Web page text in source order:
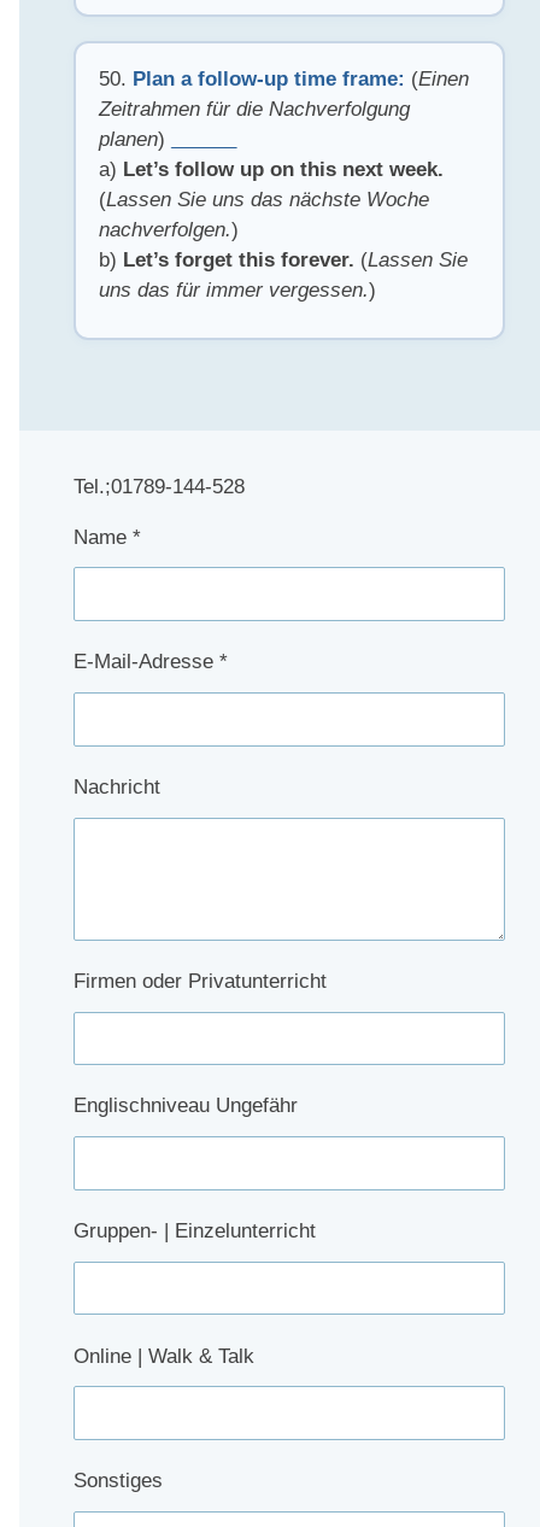
50. Plan a follow-up time frame: (Einen
Zeitrahmen für die Nachverfolgung
planen)
a) Let’s follow up on this next week.
(Lassen Sie uns das nächste Woche
nachverfolgen.)
b) Let’s forget this forever. (Lassen Sie
uns das für immer vergessen.)
Tel.;01789-144-528​
Name *
E-Mail-Adresse *
Nachricht
Firmen oder Privatunterricht
Englischniveau Ungefähr
Gruppen- | Einzelunterricht
Online | Walk & Talk
Sonstiges